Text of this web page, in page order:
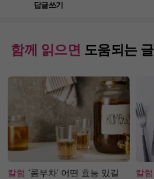
답글쓰기
함께 읽으면 도움되는 글
칼럼 '콤부차' 어떤 효능 있길
칼럼